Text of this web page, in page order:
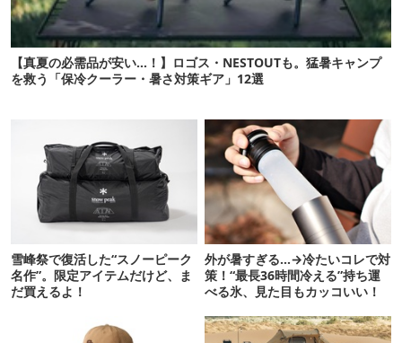
【真夏の必需品が安い…！】ロゴス・NESTOUTも。猛暑キャンプ
を救う「保冷クーラー・暑さ対策ギア」12選
雪峰祭で復活した“スノーピーク
名作”。限定アイテムだけど、ま
だ買えるよ！
外が暑すぎる…→冷たいコレで対
策！“最長36時間冷える”持ち運
べる氷、見た目もカッコいい！